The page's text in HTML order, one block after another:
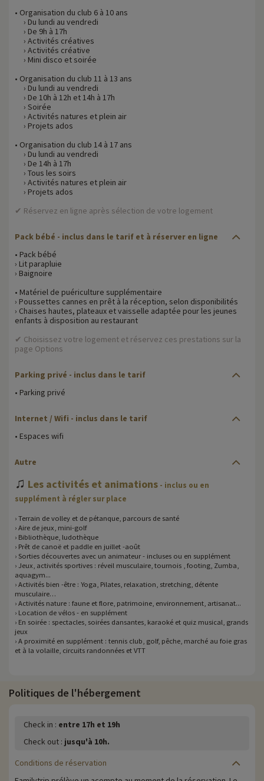
• Organisation du club 6 à 10 ans
› Du lundi au vendredi
› De 9h à 17h
› Activités créatives
› Activités créative
› Mini disco et soirée
• Organisation du club 11 à 13 ans
› Du lundi au vendredi
› De 10h à 12h et 14h à 17h
› Soirée
› Activités natures et plein air
› Projets ados
• Organisation du club 14 à 17 ans
› Du lundi au vendredi
› De 14h à 17h
› Tous les soirs
› Activités natures et plein air
› Projets ados
✔ Réservez en ligne après sélection de votre logement
Pack bébé - inclus dans le tarif et à réserver en ligne
• Pack bébé
› Lit parapluie
› Baignoire
• Matériel de puériculture supplémentaire
› Poussettes cannes en prêt à la réception, selon disponibilités
› Chaises hautes, plateaux et vaisselle adaptée pour les jeunes
enfants à disposition au restaurant
✔ Choisissez votre logement et réservez ces prestations sur la
page Options
Parking privé - inclus dans le tarif
• Parking privé
Internet / Wifi - inclus dans le tarif
• Espaces wifi
Autre
♫ Les activités et animations - inclus ou en
supplément à régler sur place
› Terrain de volley et de pétanque, parcours de santé
› Aire de jeux, mini-golf
› Bibliothèque, ludothèque
› Prêt de canoë et paddle en juillet -août
› Sorties découvertes avec un animateur - incluses ou en supplément
› Jeux, activités sportives : réveil musculaire, tournois , footing, Zumba,
aquagym...
› Activités bien -être : Yoga, Pilates, relaxation, stretching, détente
musculaire…
› Activités nature : faune et flore, patrimoine, environnement, artisanat...
› Location de vélos - en supplément
› En soirée : spectacles, soirées dansantes, karaoké et quiz musical, grands
jeux
› A proximité en supplément : tennis club, golf, pêche, marché au foie gras
et à la volaille, circuits randonnées et VTT
Politiques de l'hébergement
Check in : entre 17h et 19h
Check out : jusqu'à 10h.
Conditions de réservation